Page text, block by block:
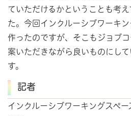
ていただけるかということも考
た。今回インクルーシブワーキ
作ったのですが、そこもジョブ
案いただきながら良いものにし
す。
記者
インクルーシブワーキングスペ